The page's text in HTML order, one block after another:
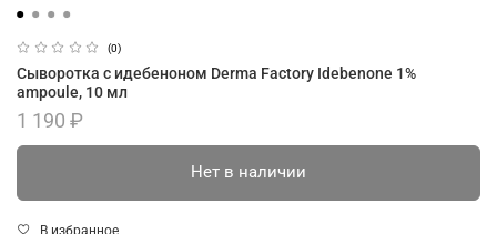
(0)
Сыворотка с идебеноном Derma Factory Idebenone 1%
ampoule, 10 мл
1 190 ₽
Нет в наличии
В избранное